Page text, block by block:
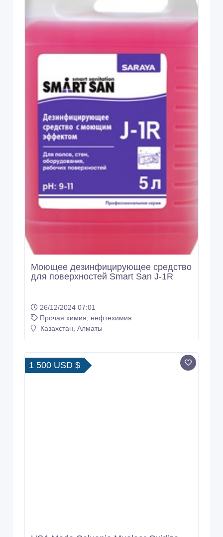
Моющее дезинфицирующее средство
для поверхностей Smart San J-1R
26/12/2024 07:01
Прочая химия, нефтехимия
Казахстан, Алматы
1 500 USD $